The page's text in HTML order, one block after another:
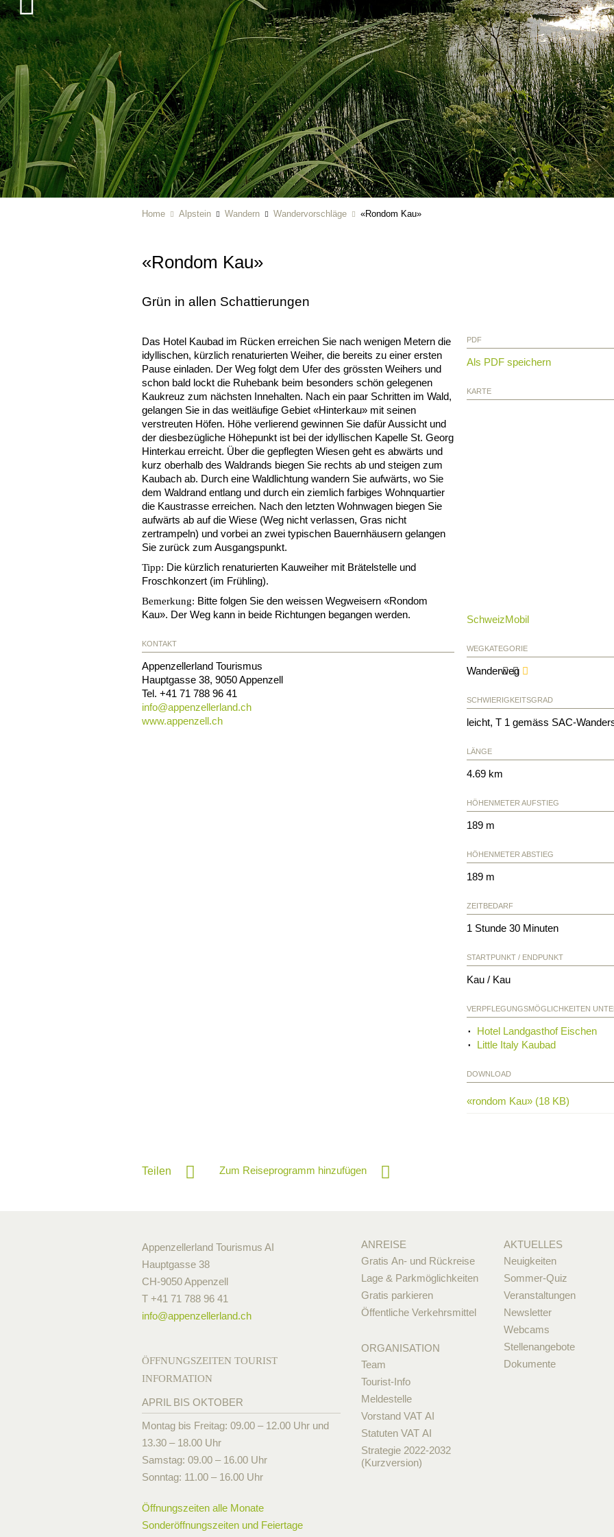
Home Alpstein Wandern Wandervorschläge «Rondom Kau»
«Rondom Kau»
Grün in allen Schattierungen
Das Hotel Kaubad im Rücken erreichen Sie nach wenigen Metern die
idyllischen, kürzlich renaturierten Weiher, die bereits zu einer ersten
Pause einladen. Der Weg folgt dem Ufer des grössten Weihers und
schon bald lockt die Ruhebank beim besonders schön gelegenen
Kaukreuz zum nächsten Innehalten. Nach ein paar Schritten im Wald,
gelangen Sie in das weitläufige Gebiet «Hinterkau» mit seinen
verstreuten Höfen. Höhe verlierend gewinnen Sie dafür Aussicht und
der diesbezügliche Höhepunkt ist bei der idyllischen Kapelle St. Georg
Hinterkau erreicht. Über die gepflegten Wiesen geht es abwärts und
kurz oberhalb des Waldrands biegen Sie rechts ab und steigen zum
Kaubach ab. Durch eine Waldlichtung wandern Sie aufwärts, wo Sie
dem Waldrand entlang und durch ein ziemlich farbiges Wohnquartier
die Kaustrasse erreichen. Nach den letzten Wohnwagen biegen Sie
aufwärts ab auf die Wiese (Weg nicht verlassen, Gras nicht
zertrampeln) und vorbei an zwei typischen Bauernhäusern gelangen
Sie zurück zum Ausgangspunkt.
Tipp: Die kürzlich renaturierten Kauweiher mit Brätelstelle und
Froschkonzert (im Frühling).
Bemerkung: Bitte folgen Sie den weissen Wegweisern «Rondom
Kau». Der Weg kann in beide Richtungen begangen werden.
KONTAKT
Appenzellerland Tourismus
Hauptgasse 38, 9050Appenzell
Tel. +41 71 788 96 41
info@appenzellerland.ch
www.appenzell.ch
PDF
Als PDF speichern
KARTE
SchweizMobil
WEGKATEGORIE
Wanderweg
SCHWIERIGKEITSGRAD
leicht, T 1 gemäss SAC-
LÄNGE
4.69 km
HÖHENMETER AUFSTIEG
189 m
HÖHENMETER ABSTIEG
189 m
ZEITBEDARF
1 Stunde 30 Minuten
STARTPUNKT / ENDPUNKT
Kau / Kau
VERPFLEGUNGSMÖGLICHKEITEN
Hotel Landgasthof Eischen
Little Italy Kaubad
DOWNLOAD
«rondom Kau» (18 KB)
Teilen Zum Reiseprogramm hinzufügen
Appenzellerland Tourismus AI
Hauptgasse 38
CH-9050 Appenzell
T +41 71 788 96 41
info@appenzellerland.ch
ÖFFNUNGSZEITEN TOURIST
INFORMATION
APRIL BIS OKTOBER
Montag bis Freitag: 09.00 – 12.00 Uhr und
13.30 – 18.00 Uhr
Samstag: 09.00 – 16.00 Uhr
Sonntag: 11.00 – 16.00 Uhr
Öffnungszeiten alle Monate
Sonderöffnungszeiten und Feiertage
ANREISE
Gratis An- und Rückreise
Lage & Parkmöglichkeiten
Gratis parkieren
Öffentliche Verkehrsmittel
ORGANISATION
Team
Tourist-Info
Meldestelle
Vorstand VAT AI
Statuten VAT AI
Strategie 2022-2032
(Kurzversion)
AKTUELLES
Neuigkeiten
Sommer-Quiz
Veranstaltungen
Newsletter
Webcams
Stellenangebote
Dokumente